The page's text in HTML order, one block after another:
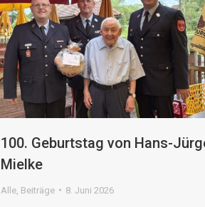
100. Geburtstag von Hans-
Mielke
Alle Beiträge 8. Juni 2026